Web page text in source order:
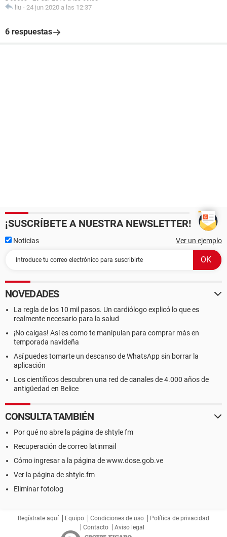
liu - 24 jun 2020 a las 12:37
6 respuestas
¡SUSCRÍBETE A NUESTRA NEWSLETTER!
Noticias Ver un ejemplo
NOVEDADES
La regla de los 10 mil pasos. Un cardiólogo explicó lo que es
realmente necesario para la salud
¡No caigas! Así es como te manipulan para comprar más en
temporada navideña
Así puedes tomarte un descanso de WhatsApp sin borrar la
aplicación
Los científicos descubren una red de canales de 4.000 años de
antigüedad en Belice
CONSULTA TAMBIÉN
Por qué no abre la página de shtyle fm
Recuperación de correo latinmail
Cómo ingresar a la página de www.dose.gob.ve
Ver la página de shtyle.fm
Eliminar fotolog
Regístrate aquí Equipo Condiciones de uso
Política de privacidad
Contacto
Aviso legal